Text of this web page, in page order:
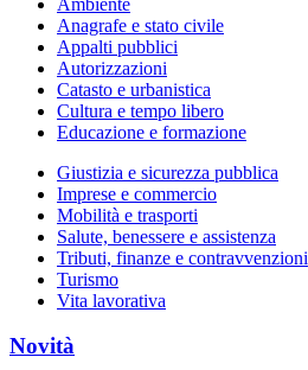
Anagrafe e stato civile
Appalti pubblici
Autorizzazioni
Catasto e urbanistica
Cultura e tempo libero
Educazione e formazione
Giustizia e sicurezza pubblica
Imprese e commercio
Mobilità e trasporti
Salute, benessere e assistenza
Tributi, finanze e contravvenzioni
Turismo
Vita lavorativa
Novità